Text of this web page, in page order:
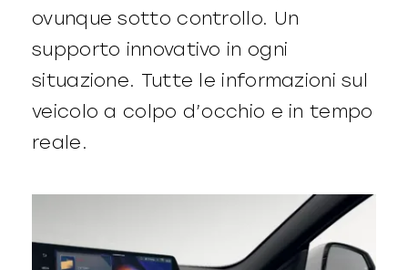
ovunque sotto controllo. Un
supporto innovativo in ogni
situazione. Tutte le informazioni sul
veicolo a colpo d’occhio e in tempo
reale.